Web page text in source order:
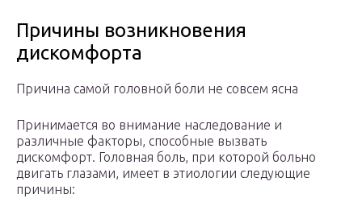
Причины возникновения
дискомфорта
Причина самой головной боли не совсем ясна
Принимается во внимание наследование и
различные факторы, способные вызвать
дискомфорт. Головная боль, при которой больно
двигать глазами, имеет в этиологии следующие
причины: